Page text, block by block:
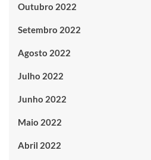
Outubro 2022
Setembro 2022
Agosto 2022
Julho 2022
Junho 2022
Maio 2022
Abril 2022